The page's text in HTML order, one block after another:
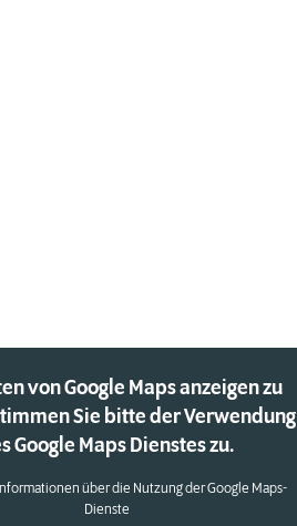
von Google Maps anzeigen zu
Sie bitte der Verwendung
Google Maps Dienstes zu.
über die Nutzung der Google Maps-
Dienste